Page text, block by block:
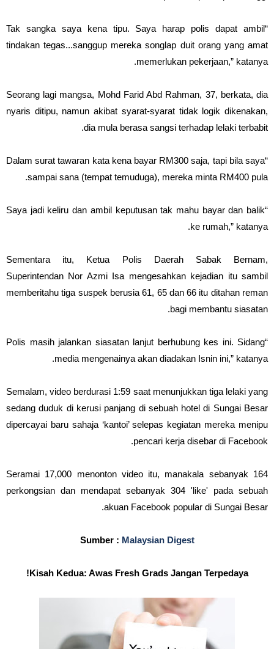
“Tak sangka saya kena tipu. Saya harap polis dapat ambil
tindakan tegas...sanggup mereka songlap duit orang yang amat
memerlukan pekerjaan,” katanya.
Seorang lagi mangsa, Mohd Farid Abd Rahman, 37, berkata, dia
nyaris ditipu, namun akibat syarat-syarat tidak logik dikenakan,
dia mula berasa sangsi terhadap lelaki terbabit.
“Dalam surat tawaran kata kena bayar RM300 saja, tapi bila saya
sampai sana (tempat temuduga), mereka minta RM400 pula.
“Saya jadi keliru dan ambil keputusan tak mahu bayar dan balik
ke rumah,” katanya.
Sementara itu, Ketua Polis Daerah Sabak Bernam,
Superintendan Nor Azmi Isa mengesahkan kejadian itu sambil
memberitahu tiga suspek berusia 61, 65 dan 66 itu ditahan reman
bagi membantu siasatan.
“Polis masih jalankan siasatan lanjut berhubung kes ini. Sidang
media mengenainya akan diadakan Isnin ini,” katanya.
Semalam, video berdurasi 1:59 saat menunjukkan tiga lelaki yang
sedang duduk di kerusi panjang di sebuah hotel di Sungai Besar
dipercayai baru sahaja ‘kantoi’ selepas kegiatan mereka menipu
pencari kerja disebar di Facebook.
Seramai 17,000 menonton video itu, manakala sebanyak 164
perkongsian dan mendapat sebanyak 304 'like' pada sebuah
akuan Facebook popular di Sungai Besar.
Sumber : Malaysian Digest
Kisah Kedua: Awas Fresh Grads Jangan Terpedaya!